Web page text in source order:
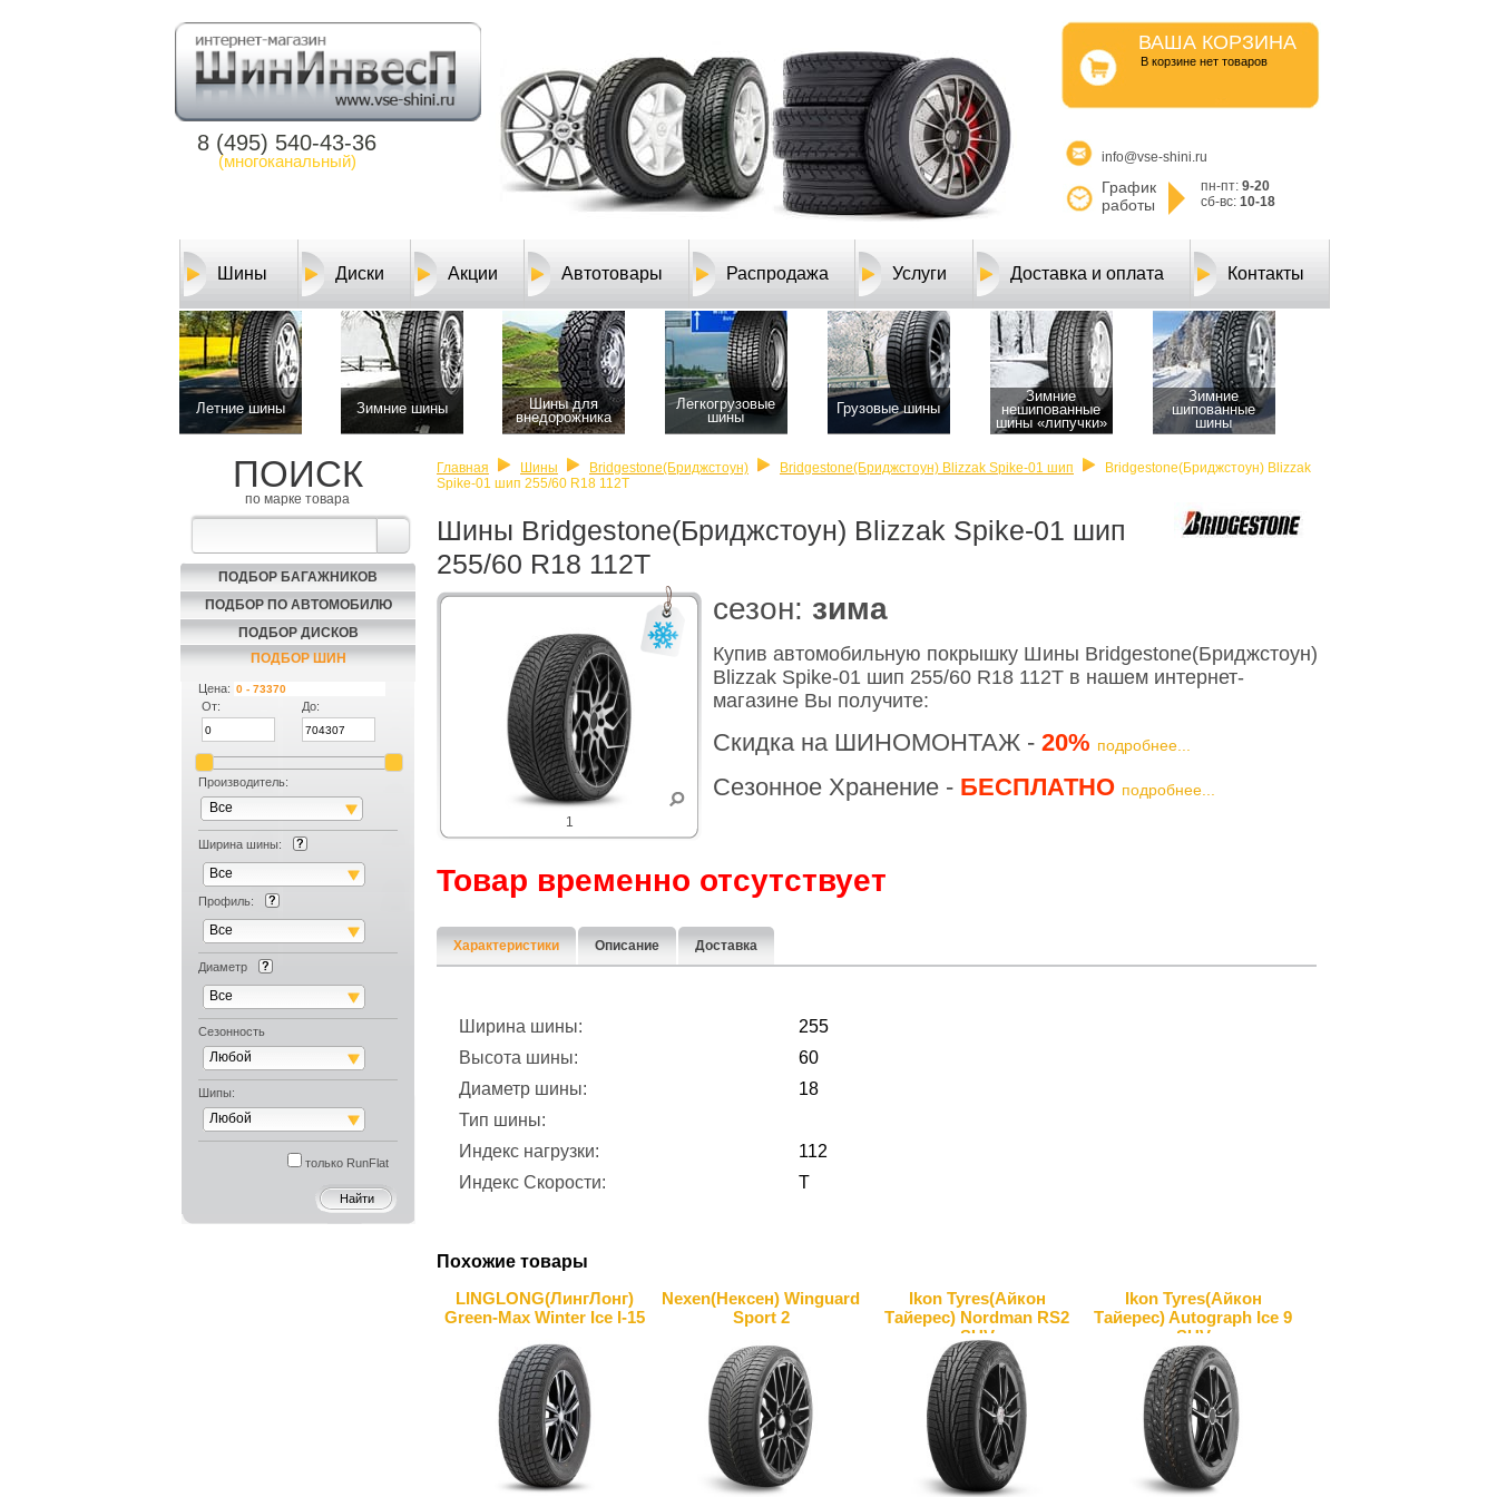
8 (495) 540-43-36
(многоканальный)
ВАША КОРЗИНА
B корзине нет товаров
info@vse-shini.ru
График
работы
пн-пт: 9-20
сб-вс: 10-18
Шины Диски Акции Автотовары Распродажа Услуги Доставка и оплата Контакты
Летние шины Зимние шины
Шины для
внедорожника
Легкогрузовые
шины
Грузовые шины
Зимние
нешипованные
шины «липучки»
Зимние
шипованные
шины
ПОИСК
по марке товара
ПОДБОР БАГАЖНИКОВ
ПОДБОР ПО АВТОМОБИЛЮ
ПОДБОР ДИСКОВ
ПОДБОР ШИН
Цена:
От:
До:
Производитель:
Все
Ширина шины:
Все
Профиль:
Все
Диаметр
Все
Сезонность
Любой
Шипы:
Любой
только RunFlat
Главная Шины Bridgestone(Бриджстоун) Bridgestone(Бриджстоун) Blizzak Spike-01 шип
Bridgestone(Бриджстоун) Blizzak
Spike-01 шип 255/60 R18 112T
Шины Bridgestone(Бриджстоун) Blizzak Spike-01 шип
255/60 R18 112T
1
cезон: зима
Купив автомобильную покрышку Шины Bridgestone(Бриджстоун)
Blizzak Spike-01 шип 255/60 R18 112T в нашем интернет-
магазине Вы получите:
Скидка на ШИНОМОНТАЖ - 20% подробнее...
Сезонное Хранение - БЕСПЛАТНО подробнее...
Товар временно отсутствует
Характеристики Описание Доставка
Ширина шины:
255
Высота шины:
60
Диаметр шины:
18
Тип шины:
Индекс нагрузки:
112
Индекс Скорости:
T
Похожие товары
LINGLONG(ЛингЛонг)
Green-Max Winter Ice I-15
Nexen(Нексен) Winguard
Sport 2
Ikon Tyres(Айкон
Тайерес) Nordman RS2
SUV
Ikon Tyres(Айкон
Тайерес) Autograph Ice 9
SUV